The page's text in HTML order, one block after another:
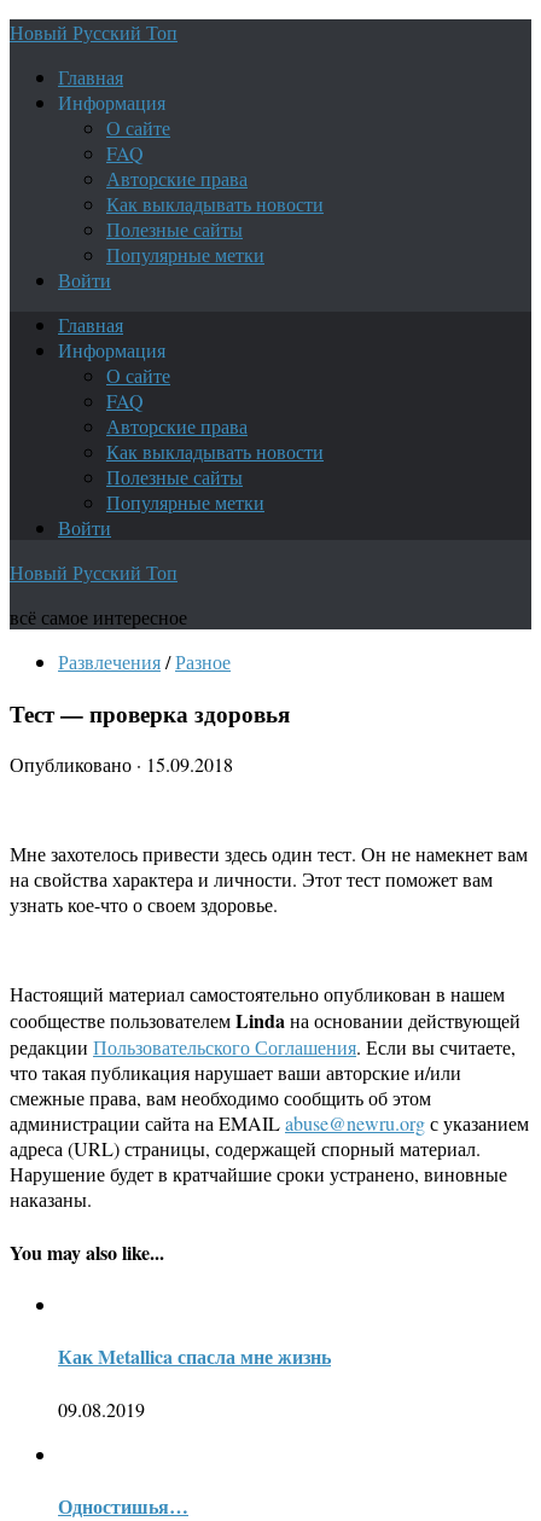
Новый Русский Топ
Главная
Информация
О сайте
FAQ
Авторские права
Как выкладывать новости
Полезные сайты
Популярные метки
Войти
Главная
Информация
О сайте
FAQ
Авторские права
Как выкладывать новости
Полезные сайты
Популярные метки
Войти
Новый Русский Топ
всё самое интересное
Развлечения/Разное
Тест — проверка здоровья
Опубликовано · 15.09.2018
Мне захотелось привести здесь один тест. Он не намекнет вам
на свойства характера и личности. Этот тест поможет вам
узнать кое-что о своем здоровье.
Настоящий материал самостоятельно опубликован в нашем
сообществе пользователемLindaна основании действующей
редакции Пользовательского Соглашения. Если вы считаете,
что такая публикация нарушает ваши авторские и/или
смежные права, вам необходимо сообщить об этом
администрации сайта на EMAILabuse@newru.orgс указанием
адреса (URL) страницы, содержащей спорный материал.
Нарушение будет в кратчайшие сроки устранено, виновные
наказаны.
You may also like...
Как Metallica спасла мне жизнь
09.08.2019
Одностишья…